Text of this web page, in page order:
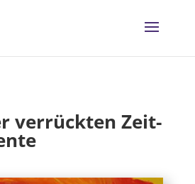
verrückten Zeit-